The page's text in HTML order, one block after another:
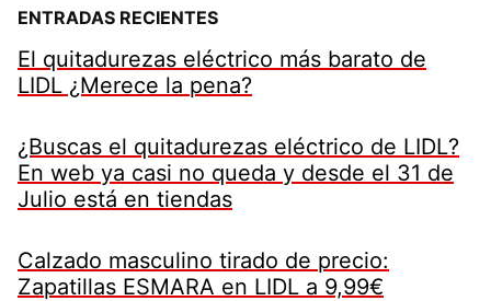
ENTRADAS RECIENTES
El quitadurezas eléctrico más barato de
LIDL ¿Merece la pena?
¿Buscas el quitadurezas eléctrico de LIDL?
En web ya casi no queda y desde el 31 de
Julio está en tiendas
Calzado masculino tirado de precio:
Zapatillas ESMARA en LIDL a 9,99€